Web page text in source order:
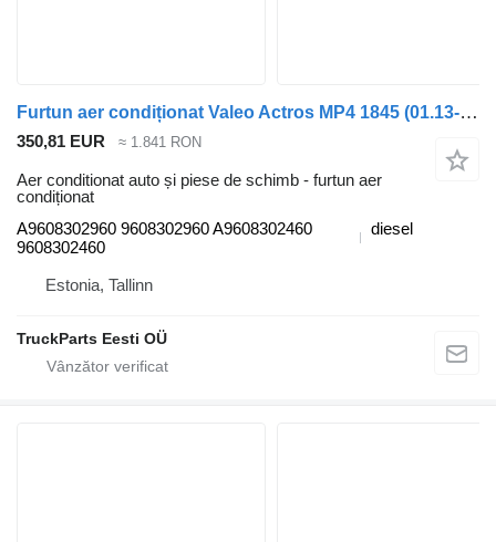
Furtun aer condiționat Valeo Actros MP4 1845 (01.13-) A9608302960 pentru cap tractor Mercedes-Benz Actros MP4 Antos Arocs (2012-)
350,81 EUR ≈ 1.841 RON
Aer conditionat auto și piese de schimb - furtun aer
condiționat
A9608302960 9608302960 A9608302460
9608302460
diesel
Estonia, Tallinn
TruckParts Eesti OÜ